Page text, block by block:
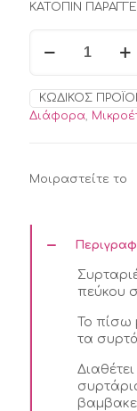
ΚΑΤΟΠΙΝ
MONTIEL
ΞΥΛΙΝΗ
ΛΕΥΚΗ
38X30,5X91
ΚΩΔΙΚΌΣ
Διάφορα,
Μοιραστείτε το
πεύκου
Το πίσω
τα